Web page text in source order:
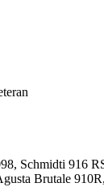
Schmidti 916
Brutale